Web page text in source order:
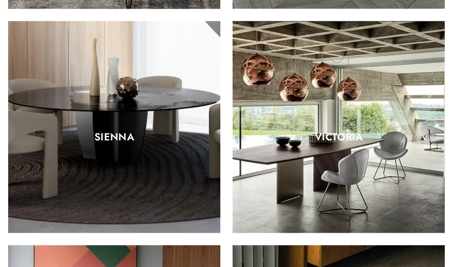
SIENNA VICTORIA